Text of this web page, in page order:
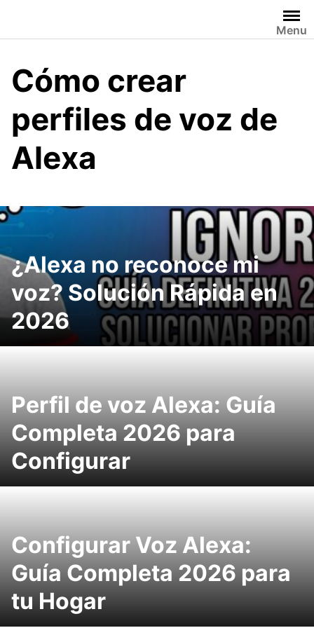
contenido
Menu
Cómo crear
perfiles de voz de
Alexa
¿Alexa no reconoce mi
voz? Solución Rápida en
2026
Perfil de voz Alexa: Guía
Completa 2026 para
Configurar
Configurar Voz Alexa:
Guía Completa 2026 para
tu Hogar